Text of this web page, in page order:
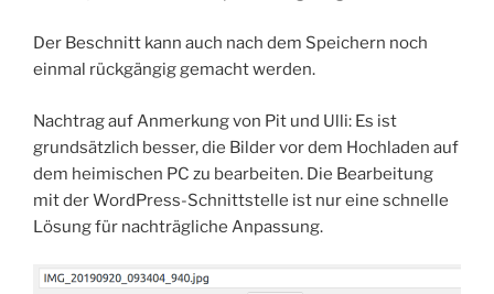
Der Beschnitt kann auch nach dem Speichern noch
einmal rückgängig gemacht werden.
Nachtrag auf Anmerkung von Pit und Ulli: Es ist
grundsätzlich besser, die Bilder vor dem Hochladen auf
dem heimischen PC zu bearbeiten. Die Bearbeitung
mit der WordPress-Schnittstelle ist nur eine schnelle
Lösung für nachträgliche Anpassung.